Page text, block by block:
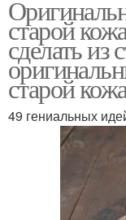
старой
сделать из
старой
49 гениальных